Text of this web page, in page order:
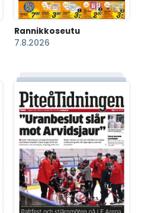
Rannikkoseutu
7.8.2026